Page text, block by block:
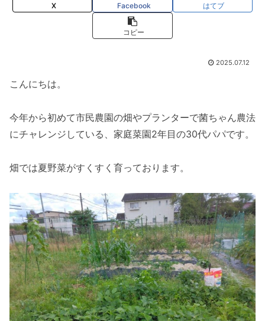
X Facebook はてブ
コピー
2025.07.12
こんにちは。
今年から初めて市民農園の畑やプランターで菌ちゃん農法
にチャレンジしている、家庭菜園2年目の30代パパです。
畑では夏野菜がすくすく育っております。